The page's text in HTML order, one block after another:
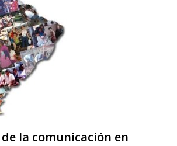
la comunicación en